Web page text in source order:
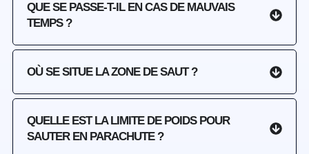
QUE SE PASSE-T-IL EN CAS DE MAUVAIS
TEMPS ?
OÙ SE SITUE LA ZONE DE SAUT ?
QUELLE EST LA LIMITE DE POIDS POUR
SAUTER EN PARACHUTE ?